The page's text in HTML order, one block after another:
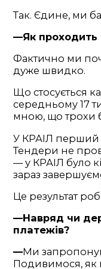
Так. Єдине, ми
—Як проходить
Фактично ми
дуже швидко.
Що стосується
середньому 17
мною, що трохи
У КРАІЛ перший
Тендери не
— у КРАІЛ було
зараз
Це результат
—Навряд чи
платежів?
—Ми
Подивимося, як